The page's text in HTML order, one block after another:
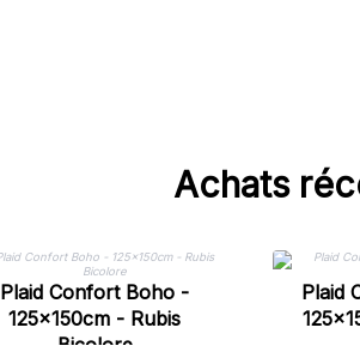
Achats
Plaid Confort Boho -
125x150cm - Rubis
Bicolore
Plaid